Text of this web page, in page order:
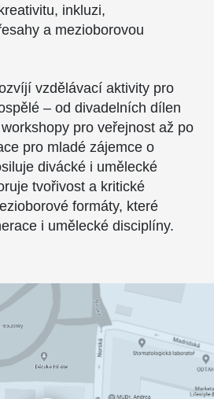
inkluzi,
a mezioborovou
vzdělávací aktivity pro
– od divadelních dílen
pro veřejnost až po
pro mladé zájemce o
divácké i umělecké
tvořivost a kritické
formáty, které
i umělecké disciplíny.